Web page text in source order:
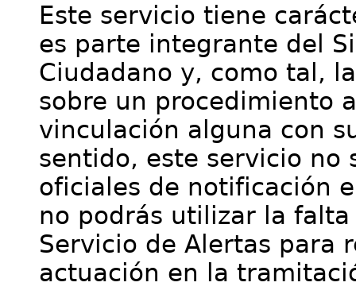
Este servicio tiene
es parte integrante del
Ciudadano y, como tal,
sobre un procedimiento
vinculación alguna con
sentido, este servicio no
oficiales de notificación
no podrás utilizar la
Servicio de Alertas para
actuación en la